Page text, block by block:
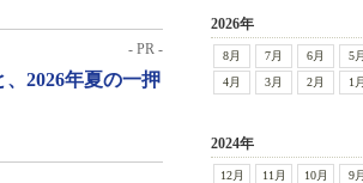
- PR -
2026年夏の一押
2026年
8月 7月 6月
5月
4月
3月 2月 1月
2024年
12月 11月 10月
9月